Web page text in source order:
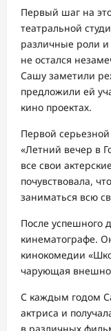
Первый шаг на
театральной
различные роли и
не остался
Сашу заметили
предложили ей
кино проектах.
Первой
«Летний вечер в
все свои
почувствовала,
заниматься всю
После успешного
кинематографе.
кинокомедии
чарующая
С каждым годом
актриса и